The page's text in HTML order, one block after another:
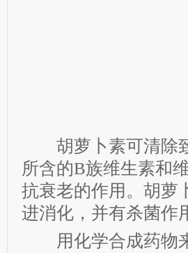
胡萝卜素可清除致
所含的B族维生素和
抗衰老的作用。胡萝
进消化，并有杀菌作
用化学合成药物来